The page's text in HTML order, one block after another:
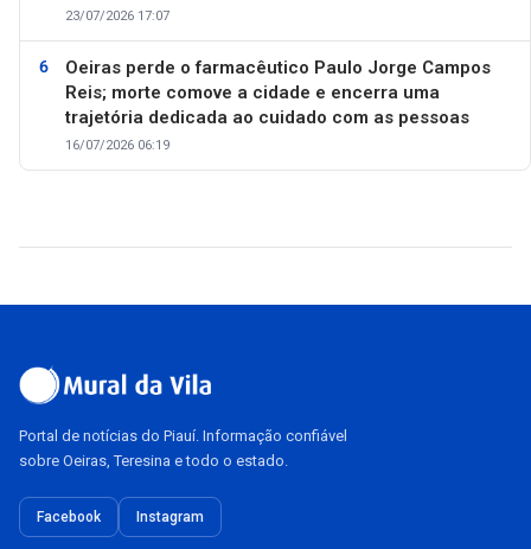
23/07/2026 17:07
Oeiras perde o farmacêutico Paulo Jorge Campos
Reis; morte comove a cidade e encerra uma
trajetória dedicada ao cuidado com as pessoas
16/07/2026 06:19
Portal de notícias do Piauí. Informação confiável
sobre Oeiras, Teresina e todo o estado.
Facebook Instagram